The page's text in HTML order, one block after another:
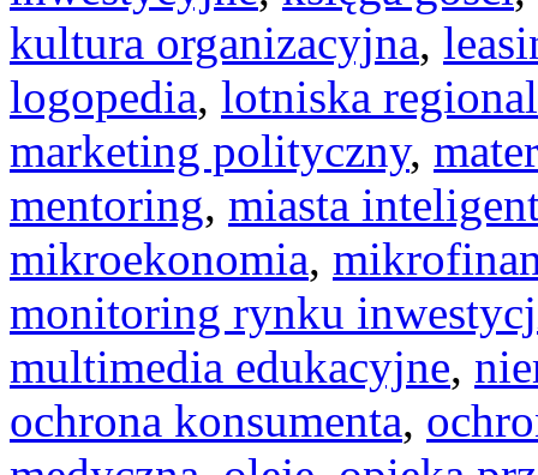
kultura organizacyjna,
logopedia, lotniska
marketing polityczny,
mentoring, miasta
mikroekonomia,
monitoring rynku
multimedia edukacyjne,
ochrona konsumenta,